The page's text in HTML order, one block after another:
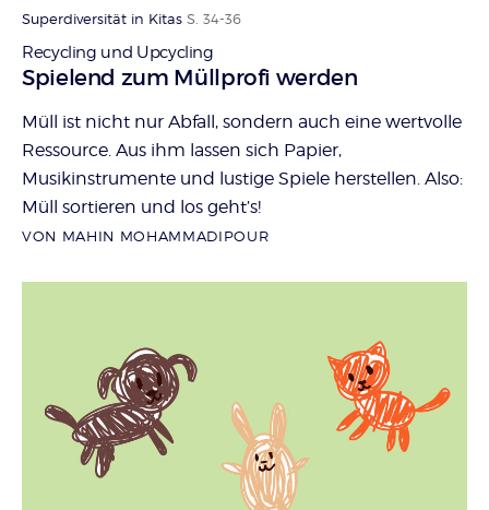
Superdiversität in Kitas S. 34-36
Recycling und Upcycling
:
Spielend zum Müllprofi werden
Müll ist nicht nur Abfall, sondern auch eine wertvolle
Ressource. Aus ihm lassen sich Papier,
Musikinstrumente und lustige Spiele herstellen. Also:
Müll sortieren und los geht’s!
VON MAHIN MOHAMMADIPOUR